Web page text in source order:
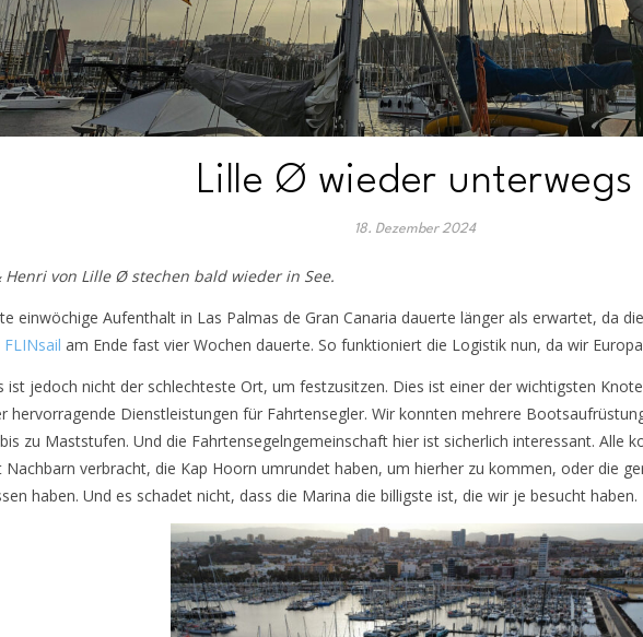
Lille Ø wieder unterwegs
18. Dezember 2024
Henri von Lille Ø stechen bald wieder in See.
einwöchige Aufenthalt in Las Palmas de Gran Canaria dauerte länger als erwartet, da
FLINsail am Ende fast vier Wochen dauerte. So funktioniert die Logistik nun, da wir
ist jedoch nicht der schlechteste Ort, um festzusitzen. Dies ist einer der wichtigsten
hervorragende Dienstleistungen für Fahrtensegler. Wir konnten mehrere
zu Maststufen. Und die Fahrtensegelngemeinschaft hier ist sicherlich interessant. Alle
verbracht, die Kap Hoorn umrundet haben, um hierher zu kommen, oder die
haben. Und es schadet nicht, dass die Marina die billigste ist, die wir je besucht haben.